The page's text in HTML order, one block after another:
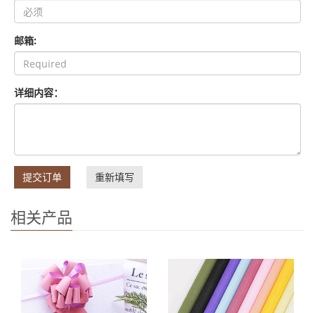
邮箱:
详细内容：
提交订单 重新填写
相关产品